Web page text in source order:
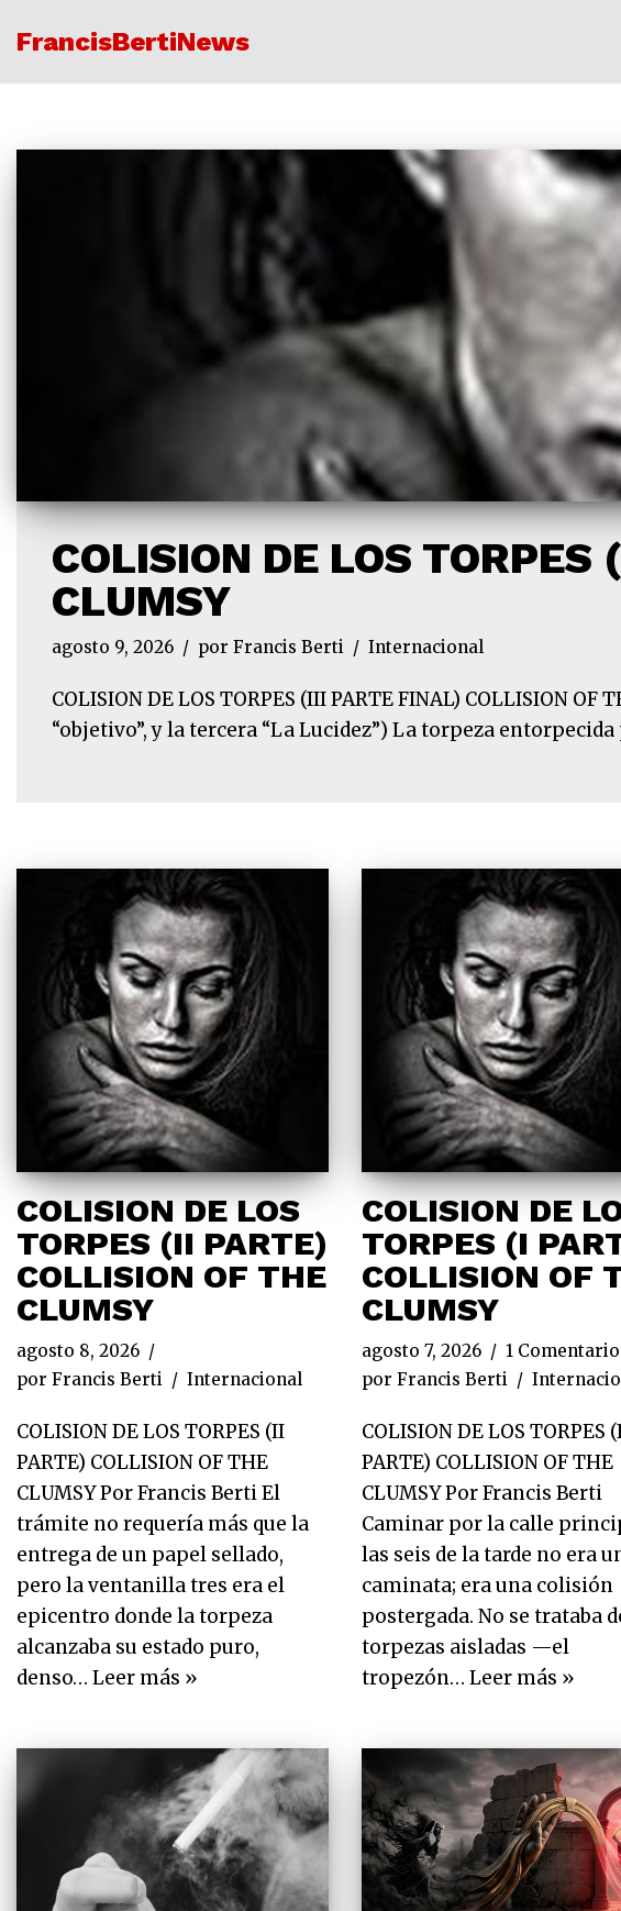
FrancisBertiNews
COLISION DE LOS
CLUMSY
agosto 9, 2026 por Francis Berti Internacional
COLISION DE LOS TORPES (III PARTE FINAL) COLLISION
“objetivo”, y la tercera “La Lucidez”) La torpeza
COLISION DE LOS
TORPES (II PARTE)
COLLISION OF THE
CLUMSY
agosto 8, 2026
por Francis Berti Internacional
COLISION DE LOS TORPES (II
PARTE) COLLISION OF THE
CLUMSY Por Francis Berti El
trámite no requería más que la
entrega de un papel sellado,
pero la ventanilla tres era el
epicentro donde la torpeza
alcanzaba su estado puro,
denso… Leer más »
COLISION DE
TORPES (I
COLLISION OF
CLUMSY
agosto 7, 2026
1 Comentario
por Francis Berti
COLISION DE LOS TORPES
PARTE) COLLISION OF THE
CLUMSY Por Francis Berti
Caminar por la calle
las seis de la tarde no era
caminata; era una colisión
postergada. No se trataba
torpezas aisladas —el
tropezón… Leer más »